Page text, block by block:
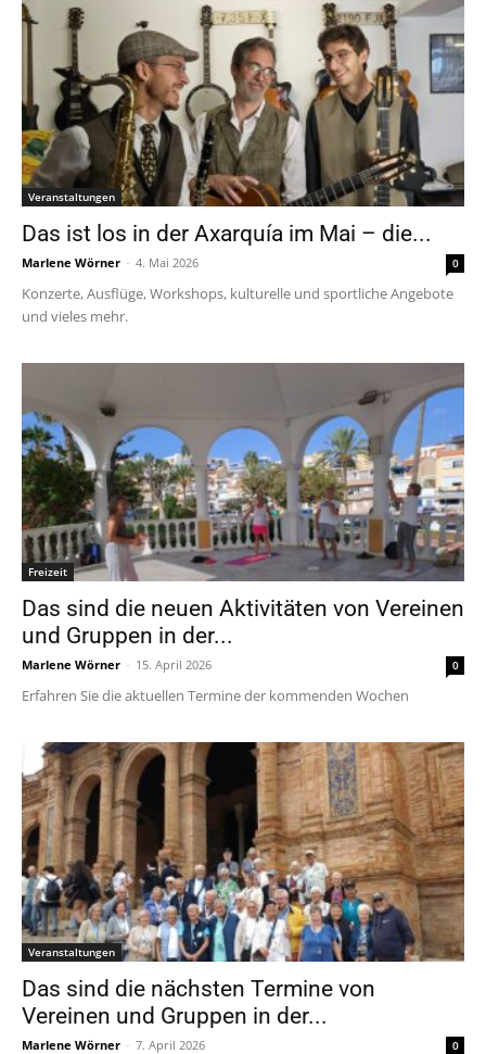
Veranstaltungen
Das ist los in der Axarquía im Mai – die...
Marlene Wörner - 4. Mai 2026 0
Konzerte, Ausflüge, Workshops, kulturelle und sportliche Angebote
und vieles mehr.
Freizeit
Das sind die neuen Aktivitäten von Vereinen
und Gruppen in der...
Marlene Wörner - 15. April 2026 0
Erfahren Sie die aktuellen Termine der kommenden Wochen
Veranstaltungen
Das sind die nächsten Termine von
Vereinen und Gruppen in der...
Marlene Wörner - 7. April 2026 0